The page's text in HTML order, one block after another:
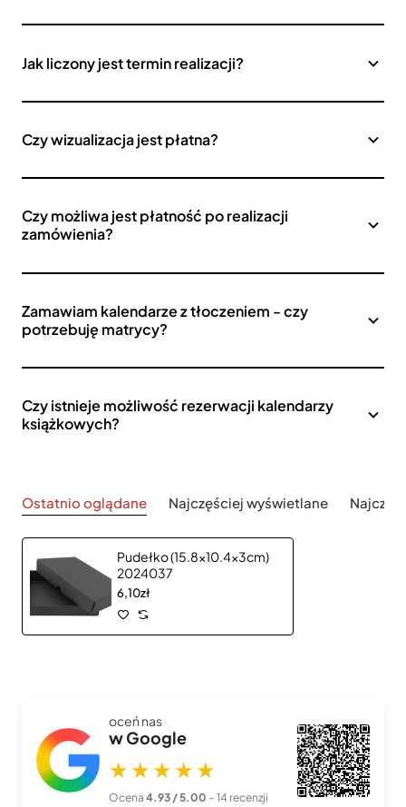
Jak liczony jest termin realizacji?
Czy wizualizacja jest płatna?
Czy możliwa jest płatność po realizacji
zamówienia?
Zamawiam kalendarze z tłoczeniem - czy
potrzebuję matrycy?
Czy istnieje możliwość rezerwacji kalendarzy
książkowych?
Ostatnio oglądane Najczęściej wyświetlane
Pudełko (15.8x10.4x3cm)
2024037
6,10zł
oceń nas
w Google
★★★★★
Ocena 4.93 / 5.00 – 14 recenzji